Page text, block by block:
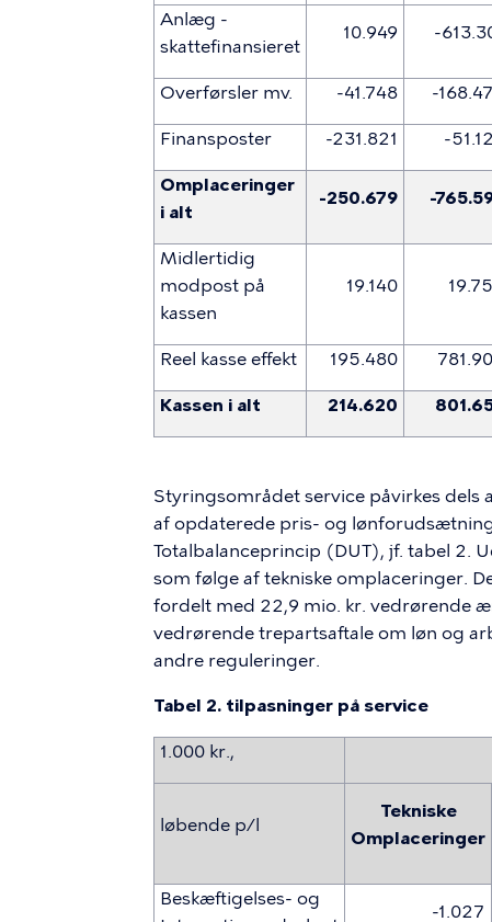
Anlæg -
skattefinansieret
10.949 -
Overførsler mv. -41.748 -
Finansposter -231.821 -
Omplaceringer
i alt
-250.679 -
Midlertidig
modpost på
kassen
19.140
Reel kasse effekt 195.480
Kassen i alt 214.620
Styringsområdet service påvirkes
af opdaterede pris- og
Totalbalanceprincip (DUT), jf. tabel 2.
som følge af tekniske omplaceringer.
fordelt med 22,9 mio. kr. vedrørende
vedrørende trepartsaftale om løn og
andre reguleringer.
Tabel 2. tilpasninger på service
1.000 kr.,
løbende p/l
Tekniske
Omplaceringer
Beskæftigelses- og
-1.027